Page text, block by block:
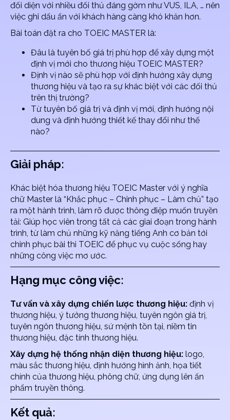
đối diện với nhiều đối thủ đáng gờm như VUS, ILA, … nên
việc ghi dấu ấn với khách hàng càng khó khăn hơn.
Bài toán đặt ra cho TOEIC MASTER là:
Đâu là tuyên bố giá trị phù hợp để xây dựng một
định vị mới cho thương hiệu TOEIC MASTER?
Định vị nào sẽ phù hợp với định hướng xây dựng
thương hiệu và tạo ra sự khác biệt với các đối thủ
trên thị trường?
Từ tuyên bố giá trị và định vị mới, định hướng nội
dung và định hướng thiết kế thay đổi như thế
nào?
Giải pháp:
Khác biệt hóa thương hiệu TOEIC Master với ý nghĩa
chữ Master là “Khắc phục – Chinh phục – Làm chủ” tạo
ra một hành trình, làm rõ được thông điệp muốn truyền
tải: Giúp học viên trong tất cả các giai đoạn trong hành
trình, từ làm chủ những kỹ năng tiếng Anh cơ bản tới
chinh phục bài thi TOEIC để phục vụ cuộc sống hay
những công việc mơ ước.
Hạng mục công việc:
Tư vấn và xây dựng chiến lược thương hiệu: định vị
thương hiệu, ý tưởng thương hiệu, tuyên ngôn giá trị,
tuyên ngôn thương hiệu, sứ mệnh tồn tại, niềm tin
thương hiệu, đặc tính thương hiệu.
Xây dựng hệ thống nhận diện thương hiệu: logo,
màu sắc thương hiệu, định hướng hình ảnh, họa tiết
chính của thương hiệu, phông chữ, ứng dụng lên ấn
phẩm truyền thông.
Kết quả: